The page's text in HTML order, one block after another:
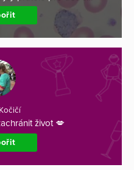
život 💋